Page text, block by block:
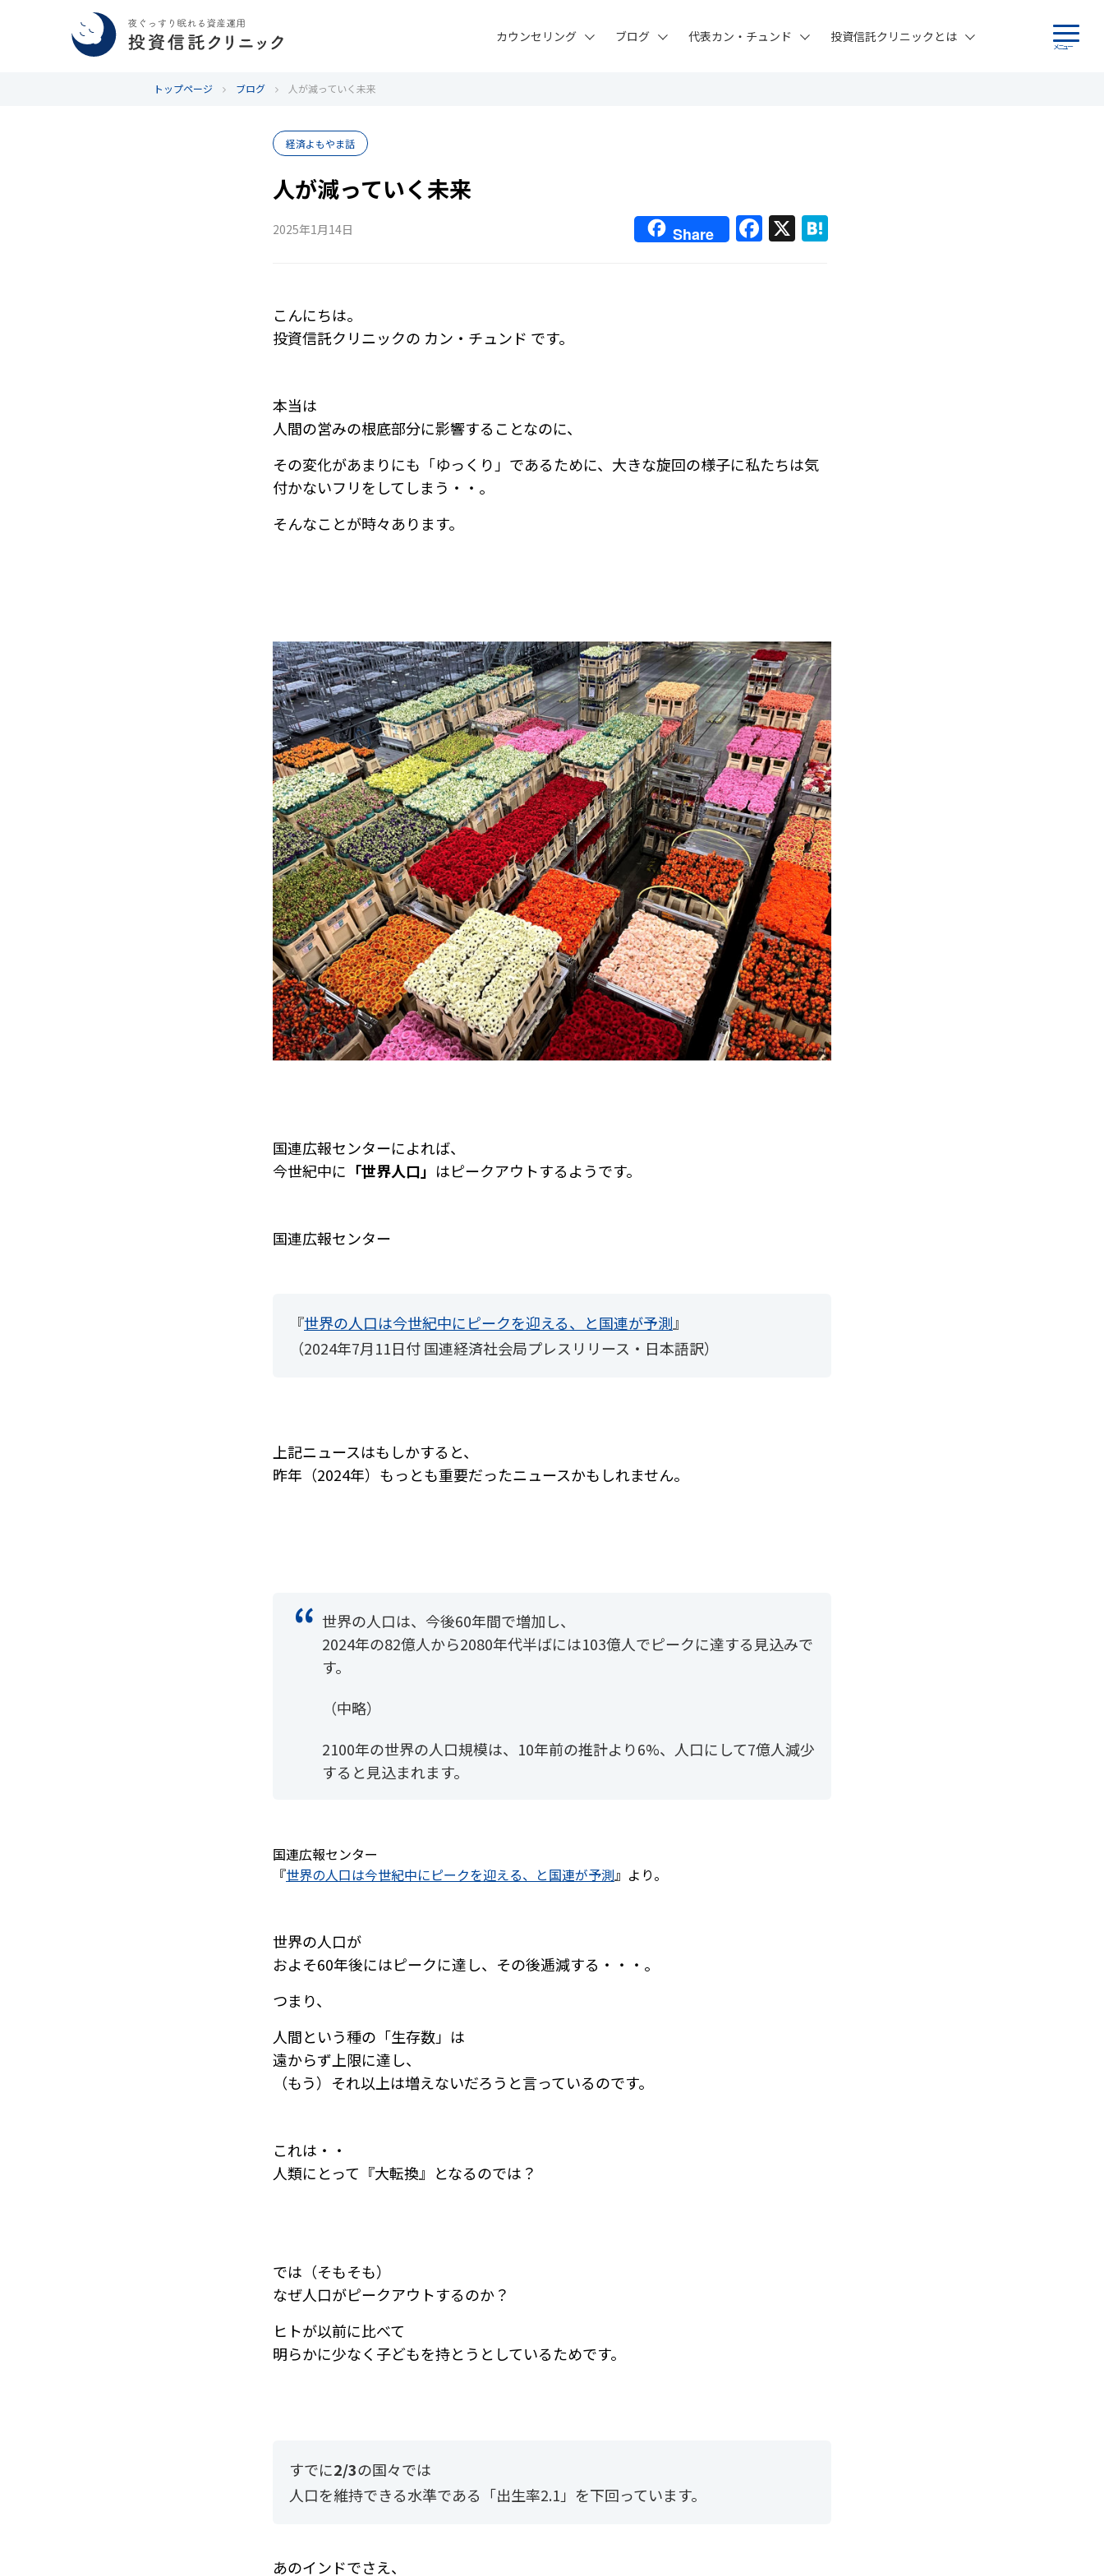
メニュー
カウンセリング ブログ 代表カン・チュンド 投資信託クリニックとは
トップページ ブログ 人が減っていく未来
経済よもやま話
人が減っていく未来
2025年1月14日 Share F X
こんにちは。
投資信託クリニックの カン・チュンド です。
本当は
人間の営みの根底部分に影響することなのに、
その変化があまりにも「ゆっくり」であるために、 大きな旋回の様子に私たちは気
付かないフリをしてしまう・・。
そんなことが時々あります。
国連広報センターによれば、
今世紀中に 「世界人口」 はピークアウトするようです。
国連広報センター
『世界の人口は今世紀中にピークを迎える、と国連が予測』
（2024年7月11日付 国連経済社会局プレスリリース・日本語訳）
上記ニュースはもしかすると、
昨年（2024年）もっとも重要だったニュースかもしれません。
世界の人口は、今後60年間で増加し、
2024年の82億人から2080年代半ばには103億人でピークに達する見込みで
す。
（中略）
2100年の世界の人口規模は、10年前の推計より6%、人口にして7億人減少
すると見込まれます。
国連広報センター
『世界の人口は今世紀中にピークを迎える、と国連が予測』より。
世界の人口が
およそ60年後にはピークに達し、その後逓減する・・・。
つまり、
人間という種の「生存数」は
遠からず上限に達し、
（もう）それ以上は増えないだろうと言っているのです。
これは・・
人類にとって『大転換』となるのでは？
では（そもそも）
なぜ人口がピークアウトするのか？
ヒトが以前に比べて
明らかに少なく子どもを持とうとしているためです。
すでに2/3の国々では
人口を維持できる水準である「出生率2.1」を下回っています。
あのインドでさえ、